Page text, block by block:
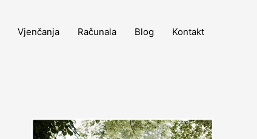
Vjenčanja Računala Blog Kontakt